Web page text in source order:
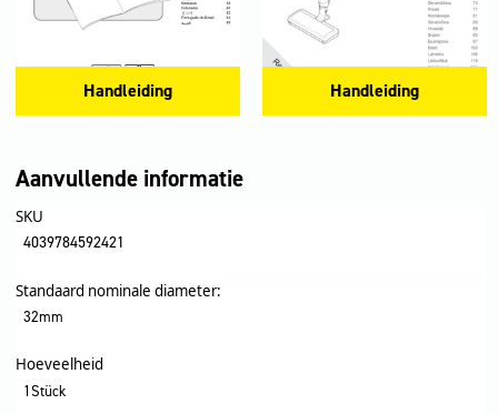
Handleiding Handleiding
Aanvullende informatie
SKU
4039784592421
Standaard nominale diameter:
32mm
Hoeveelheid
1Stück